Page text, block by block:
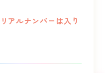
アルナンバーは入り